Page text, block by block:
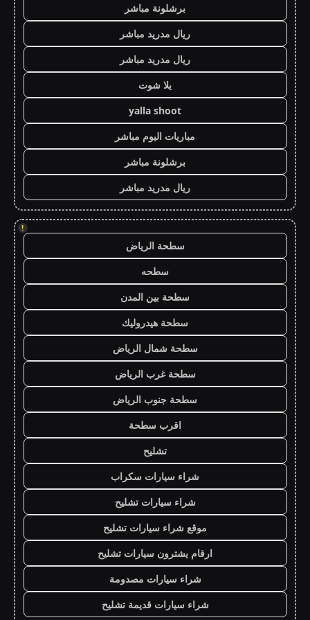
برشلونة مباشر
ريال مدريد مباشر
ريال مدريد مباشر
يلا شوت
yalla shoot
مباريات اليوم مباشر
برشلونة مباشر
ريال مدريد مباشر
!
سطحة الرياض
سطحه
سطحة بين المدن
سطحة هيدروليك
سطحة شمال الرياض
سطحة غرب الرياض
سطحة جنوب الرياض
اقرب سطحة
تشليح
شراء سيارات سكراب
شراء سيارات تشليح
موقع شراء سيارات تشليح
ارقام يشترون سيارات تشليح
شراء سيارات مصدومة
شراء سيارات قديمة تشليح